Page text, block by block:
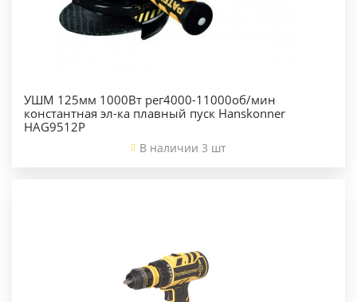
УШМ 125мм 1000Вт рег4000-11000об/мин
константная эл-ка плавный пуск Hanskonner
HAG9512P
В наличии 3 шт